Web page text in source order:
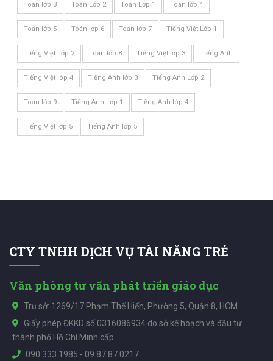
Toán lớp 3 Toán Lớp 2 Toán Lớp 1 Toán lớp 4
Toán lớp 5 Toán lớp 6 Toán lớp 7 Tiếng Việt Lớp 1
Tiếng Việt Lớp 2 Toán lớp 8 Tiếng Việt lớp 3 Tiếng Anh
Tiếng Việt lóp 4 Tiếng Anh lớp 3 Tiếng Anh Lớp 2
Toán lớp 9 Tiếng Anh Lớp 1 Tiếng Anh lóp 4
Tiếng Việt lớp 5 Tiếng Anh lớp 5
CTY TNHH DỊCH VỤ TÀI NĂNG TRẺ
Văn phòng tư vấn phát triển giáo dục
Trụ sở: 1269/17 Phạm Thế Hiển, Phường 5, Quận 8, HCM
Giấy phép ĐKKD số 0316086934 do sở kế hoạch và đầu tư
thành phố Hồ Chí Minh cấp
090.333.1985 - 09.87.87.0217